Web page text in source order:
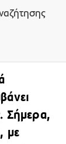
Σήμερα,
με